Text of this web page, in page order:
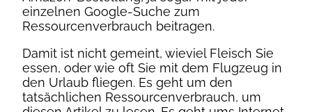
einzelnen Google-Suche zum
Ressourcenverbrauch beitragen.
Damit ist nicht gemeint, wieviel Fleisch Sie
essen, oder wie oft Sie mit dem Flugzeug in
den Urlaub fliegen. Es geht um den
tatsächlichen Ressourcenverbrauch, um